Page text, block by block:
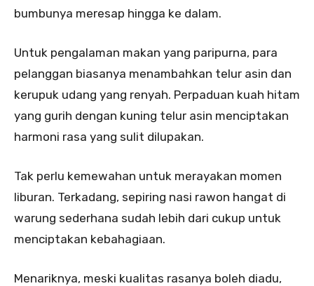
bumbunya meresap hingga ke dalam.
Untuk pengalaman makan yang paripurna, para
pelanggan biasanya menambahkan telur asin dan
kerupuk udang yang renyah. Perpaduan kuah hitam
yang gurih dengan kuning telur asin menciptakan
harmoni rasa yang sulit dilupakan.
Tak perlu kemewahan untuk merayakan momen
liburan. Terkadang, sepiring nasi rawon hangat di
warung sederhana sudah lebih dari cukup untuk
menciptakan kebahagiaan.
Menariknya, meski kualitas rasanya boleh diadu,